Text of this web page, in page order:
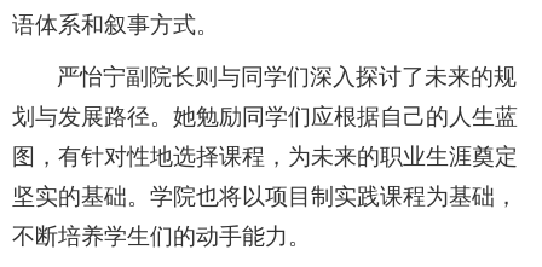
语体系和叙事方式。
严怡宁副院长则与同学们深入探讨了未来的规
划与发展路径。她勉励同学们应根据自己的人生蓝
图，有针对性地选择课程，为未来的职业生涯奠定
坚实的基础。学院也将以项目制实践课程为基础，
不断培养学生们的动手能力。